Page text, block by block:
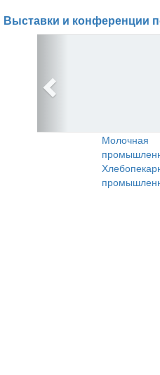
Выставки и конференции
Молочная